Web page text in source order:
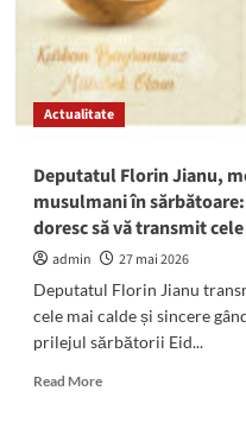
toți
credincioșii
musulmani,
cu
ocazia
Kurban
mulți
ani
cu
pace
prosperitate!
Actualitate
Deputatul Florin Jianu,
musulmani în
doresc să vă transmit
admin
27 mai 2026
Deputatul Florin Jianu
cele mai calde și sincere
prilejul sărbătorii Eid...
Read MoreRead